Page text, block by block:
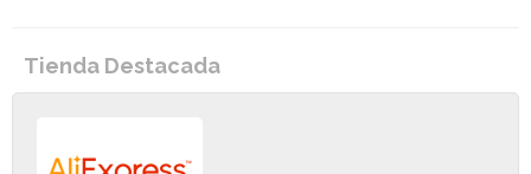
Tienda Destacada